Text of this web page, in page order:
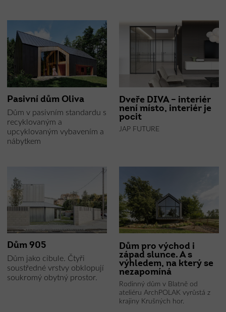
Pasivní dům Oliva
Dům v pasivním standardu s
recyklovaným a
upcyklovaným vybavením a
nábytkem
Dveře DIVA – interiér
není místo, interiér je
pocit
JAP FUTURE
Dům 905
Dům jako cibule. Čtyři
soustředné vrstvy obklopují
soukromý obytný prostor.
Dům pro východ i
západ slunce. A s
výhledem, na který se
nezapomíná
Rodinný dům v Blatně od
ateliéru ArchPOLAK vyrůstá z
krajiny Krušných hor.